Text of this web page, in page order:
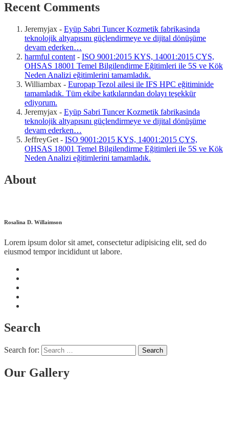
Recent Comments
Jeremyjax - Eyüp Sabri Tuncer Kozmetik fabrikasinda
teknolojik altyapısını güçlendirmeye ve dijital dönüşüme
devam ederken…
harmful content - ISO 9001:2015 KYS, 14001:2015 ÇYS,
OHSAS 18001 Temel Bilgilendirme Eğitimleri ile 5S ve Kök
Neden Analizi eğitimlerini tamamladık.
Williambax - Europap Tezol ailesi ile IFS HPC eğitiminide
tamamladık. Tüm ekibe katkılarından dolayı teşekkür
ediyorum.
Jeremyjax - Eyüp Sabri Tuncer Kozmetik fabrikasinda
teknolojik altyapısını güçlendirmeye ve dijital dönüşüme
devam ederken…
JeffreyGet - ISO 9001:2015 KYS, 14001:2015 ÇYS,
OHSAS 18001 Temel Bilgilendirme Eğitimleri ile 5S ve Kök
Neden Analizi eğitimlerini tamamladık.
About
Rosalina D. Willaimson
Lorem ipsum dolor sit amet, consectetur adipisicing elit, sed do
eiusmod tempor incididunt ut labore.
Search
Search for:
Our Gallery